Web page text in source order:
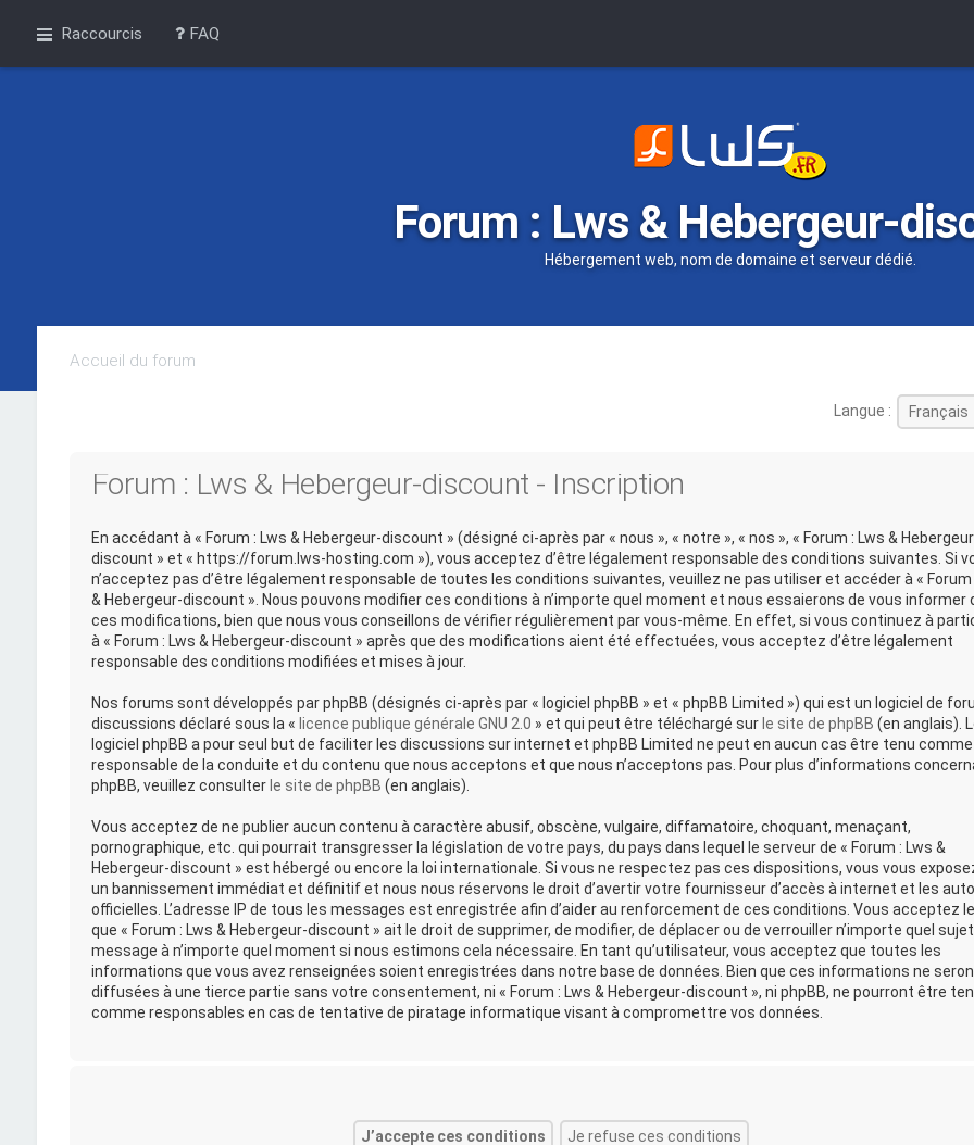
Raccourcis FAQ
Forum : Lws & Hebergeur-
Hébergement web, nom de domaine et serveur dédié.
Accueil du forum
Langue :
Forum : Lws & Hebergeur-discount - Inscription
En accédant à « Forum : Lws & Hebergeur-discount » (désigné ci-après par « nous », « notre », « nos », « Forum : Lws &
discount » et « https://forum.lws-hosting.com »), vous acceptez d’être légalement responsable des conditions suivantes. Si
n’acceptez pas d’être légalement responsable de toutes les conditions suivantes, veuillez ne pas utiliser et accéder à « Forum
& Hebergeur-discount ». Nous pouvons modifier ces conditions à n’importe quel moment et nous essaierons de vous informer
ces modifications, bien que nous vous conseillons de vérifier régulièrement par vous-même. En effet, si vous continuez à
à « Forum : Lws & Hebergeur-discount » après que des modifications aient été effectuées, vous acceptez d’être légalement
responsable des conditions modifiées et mises à jour.
Nos forums sont développés par phpBB (désignés ci-après par « logiciel phpBB » et « phpBB Limited ») qui est un logiciel de
discussions déclaré sous la « licence publique générale GNU 2.0 » et qui peut être téléchargé sur le site de phpBB (en anglais).
logiciel phpBB a pour seul but de faciliter les discussions sur internet et phpBB Limited ne peut en aucun cas être tenu comme
responsable de la conduite et du contenu que nous acceptons et que nous n’acceptons pas. Pour plus d’informations
phpBB, veuillez consulter le site de phpBB (en anglais).
Vous acceptez de ne publier aucun contenu à caractère abusif, obscène, vulgaire, diffamatoire, choquant, menaçant,
pornographique, etc. qui pourrait transgresser la législation de votre pays, du pays dans lequel le serveur de « Forum : Lws &
Hebergeur-discount » est hébergé ou encore la loi internationale. Si vous ne respectez pas ces dispositions, vous vous
un bannissement immédiat et définitif et nous nous réservons le droit d’avertir votre fournisseur d’accès à internet et les
officielles. L’adresse IP de tous les messages est enregistrée afin d’aider au renforcement de ces conditions. Vous acceptez
que « Forum : Lws & Hebergeur-discount » ait le droit de supprimer, de modifier, de déplacer ou de verrouiller n’importe quel
message à n’importe quel moment si nous estimons cela nécessaire. En tant qu’utilisateur, vous acceptez que toutes les
informations que vous avez renseignées soient enregistrées dans notre base de données. Bien que ces informations ne
diffusées à une tierce partie sans votre consentement, ni « Forum : Lws & Hebergeur-discount », ni phpBB, ne pourront être
comme responsables en cas de tentative de piratage informatique visant à compromettre vos données.